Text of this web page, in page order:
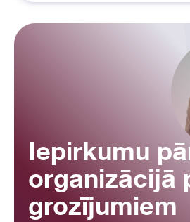
Iepirkumu
organizācijā
grozījumiem